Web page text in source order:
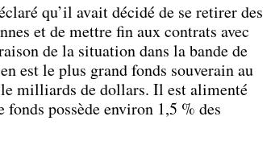
qu’il avait décidé de se retirer des
et de mettre fin aux contrats avec
de la situation dans la bande de
est le plus grand fonds souverain au
milliards de dollars. Il est alimenté
possède environ 1,5 % des